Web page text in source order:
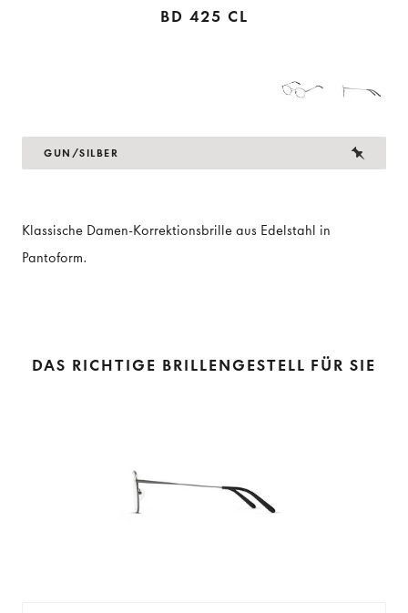
BD 425 CL
GUN/SILBER
Klassische Damen-Korrektionsbrille aus Edelstahl in
Pantoform.
DAS RICHTIGE BRILLENGESTELL FÜR SIE